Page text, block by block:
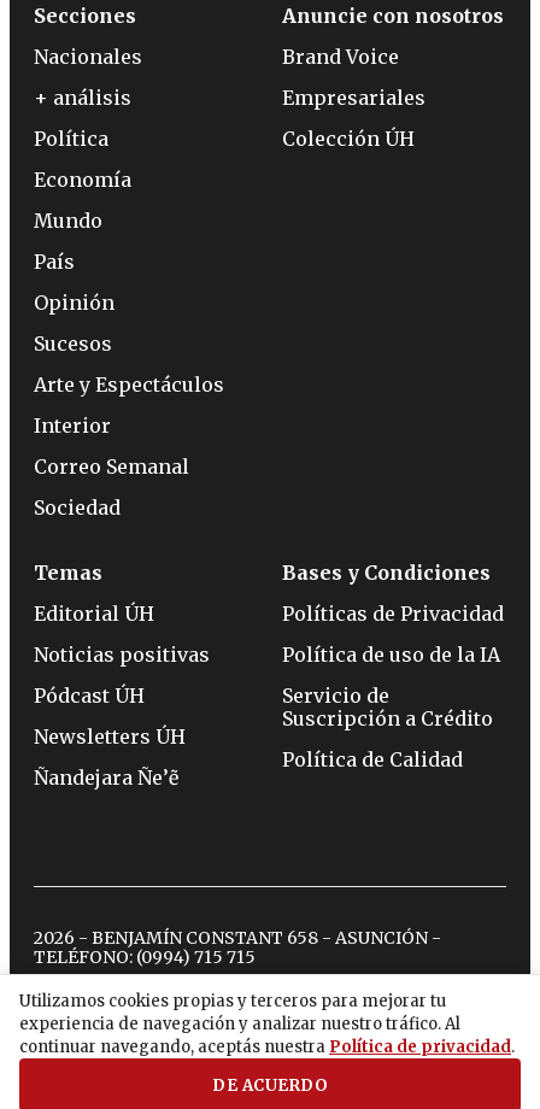
Utilizamos cookies propias y terceros para mejorar tu
experiencia de navegación y analizar nuestro tráfico. Al
continuar navegando, aceptás nuestra Política de privacidad.
DE ACUERDO
Secciones
Nacionales
+ análisis
Política
Economía
Mundo
País
Opinión
Sucesos
Arte y Espectáculos
Interior
Correo Semanal
Sociedad
Anuncie con nosotros
Brand Voice
Empresariales
Colección ÚH
Temas
Editorial ÚH
Noticias positivas
Pódcast ÚH
Newsletters ÚH
Ñandejara Ñe’ẽ
Bases y Condiciones
Políticas de Privacidad
Política de uso de la IA
Servicio de
Suscripción a Crédito
Política de Calidad
2026 - BENJAMÍN CONSTANT 658 - ASUNCIÓN -
TELÉFONO: (0994) 715 715
twitterinstagram
facebook
tiktokyoutubespotify